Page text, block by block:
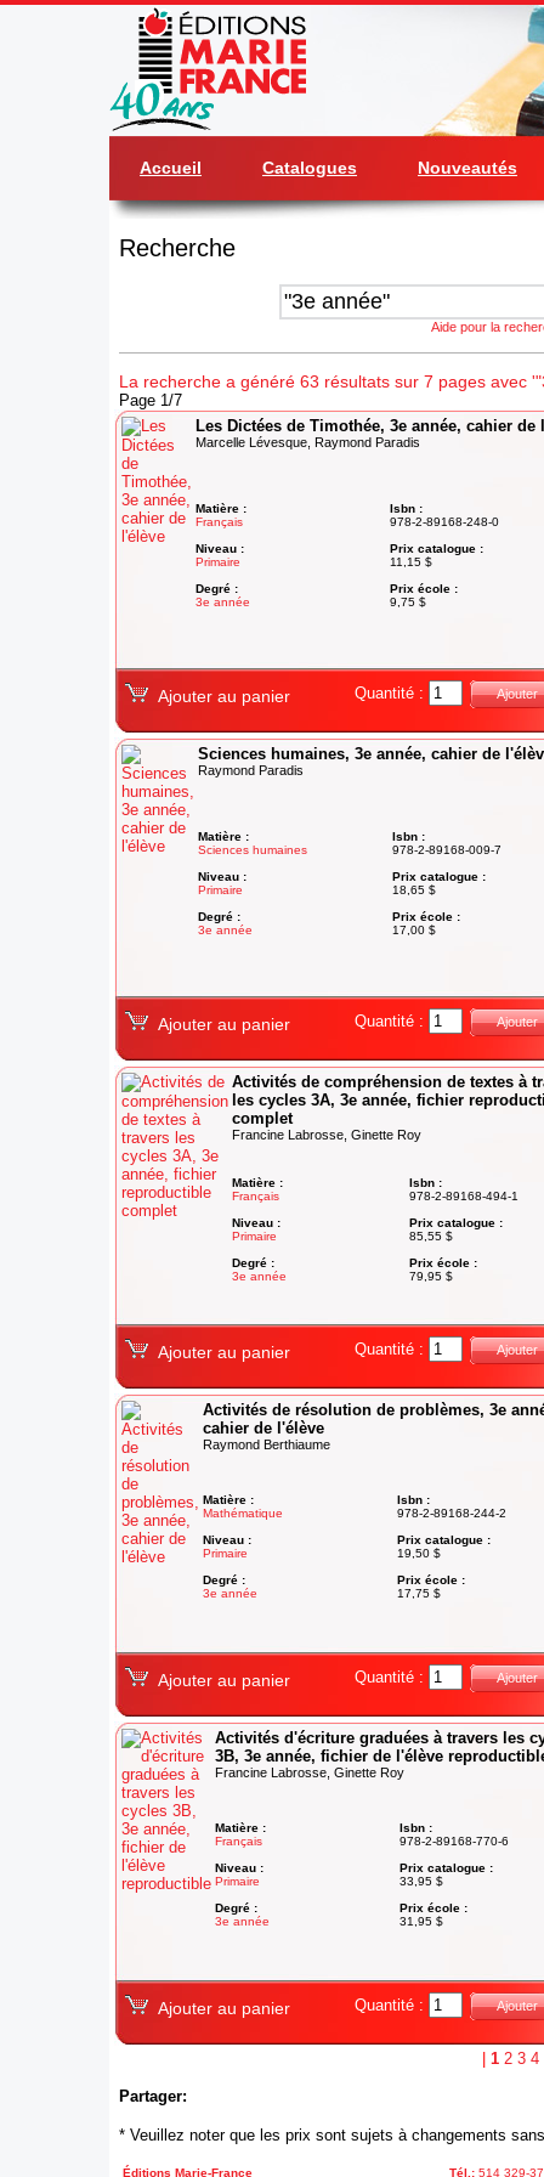
Accueil Catalogues Nouveautés
Recherche
Aide pour la
La recherche a généré 63 résultats sur 7 pages avec
Page 1/7
Les Dictées de Timothée, 3e année, cahier de
Marcelle Lévesque, Raymond Paradis
Matière :
Français
Niveau :
Primaire
Degré :
3e année
Isbn :
978-2-89168-248-0
Prix catalogue :
11,15 $
Prix école :
9,75 $
Ajouter au panier Quantité : Ajouter
Sciences humaines, 3e année, cahier de
Raymond Paradis
Matière :
Sciences humaines
Niveau :
Primaire
Degré :
3e année
Isbn :
978-2-89168-009-7
Prix catalogue :
18,65 $
Prix école :
17,00 $
Ajouter au panier Quantité : Ajouter
Activités de compréhension de textes à
les cycles 3A, 3e année, fichier
complet
Francine Labrosse, Ginette Roy
Matière :
Français
Niveau :
Primaire
Degré :
3e année
Isbn :
978-2-89168-494-1
Prix catalogue :
85,55 $
Prix école :
79,95 $
Ajouter au panier Quantité : Ajouter
Activités de résolution de problèmes, 3e
cahier de l'élève
Raymond Berthiaume
Matière :
Mathématique
Niveau :
Primaire
Degré :
3e année
Isbn :
978-2-89168-244-2
Prix catalogue :
19,50 $
Prix école :
17,75 $
Ajouter au panier Quantité : Ajouter
Activités d'écriture graduées à travers les
3B, 3e année, fichier de l'élève
Francine Labrosse, Ginette Roy
Matière :
Français
Niveau :
Primaire
Degré :
3e année
Isbn :
978-2-89168-770-6
Prix catalogue :
33,95 $
Prix école :
31,95 $
Ajouter au panier Quantité : Ajouter
1 2 3 4
Partager:
* Veuillez noter que les prix sont sujets à changements
Éditions Marie-France Tél.: 514 329-